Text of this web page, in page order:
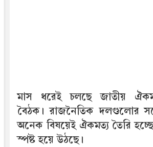
মাস ধরেই চলছে জাতীয়
বৈঠক। রাজনৈতিক দলগুলোর
অনেক বিষয়েই ঐকমত্য তৈরি
স্পষ্ট হয়ে উঠছে।